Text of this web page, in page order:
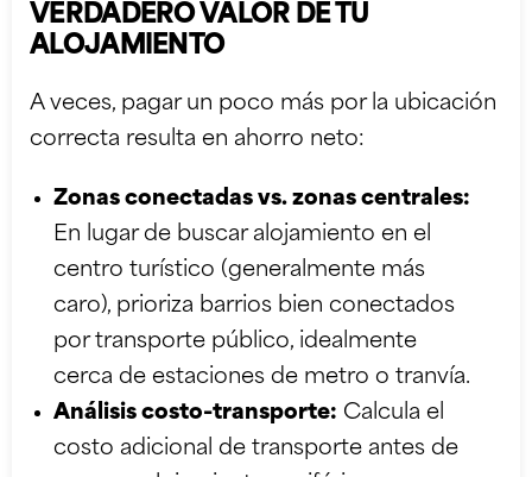
VERDADERO VALOR DE TU
ALOJAMIENTO
A veces, pagar un poco más por la ubicación
correcta resulta en ahorro neto:
Zonas conectadas vs. zonas centrales:
En lugar de buscar alojamiento en el
centro turístico (generalmente más
caro), prioriza barrios bien conectados
por transporte público, idealmente
cerca de estaciones de metro o tranvía.
Análisis costo-transporte: Calcula el
costo adicional de transporte antes de